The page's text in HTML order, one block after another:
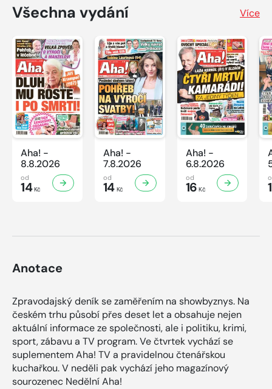
Všechna vydání Více
Aha! -
8.8.2026
od
14Kč
Aha! -
7.8.2026
od
14Kč
Aha! -
6.8.2026
od
16 Kč
Anotace
Zpravodajský deník se zaměřením na showbyznys. Na
českém trhu působí přes deset let a obsahuje nejen
aktuální informace ze společnosti, ale i politiku, krimi,
sport, zábavu a TV program. Ve čtvrtek vychází se
suplementem Aha! TV a pravidelnou čtenářskou
kuchařkou. V neděli pak vychází jeho magazínový
sourozenec Nedělní Aha!